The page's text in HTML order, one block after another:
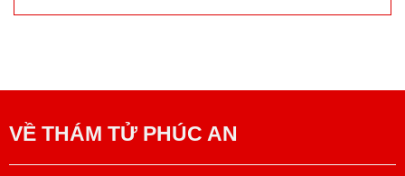
VỀ THÁM TỬ PHÚC AN